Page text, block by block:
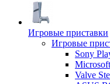
Игровые приставки
Игровые
Sony
Valve